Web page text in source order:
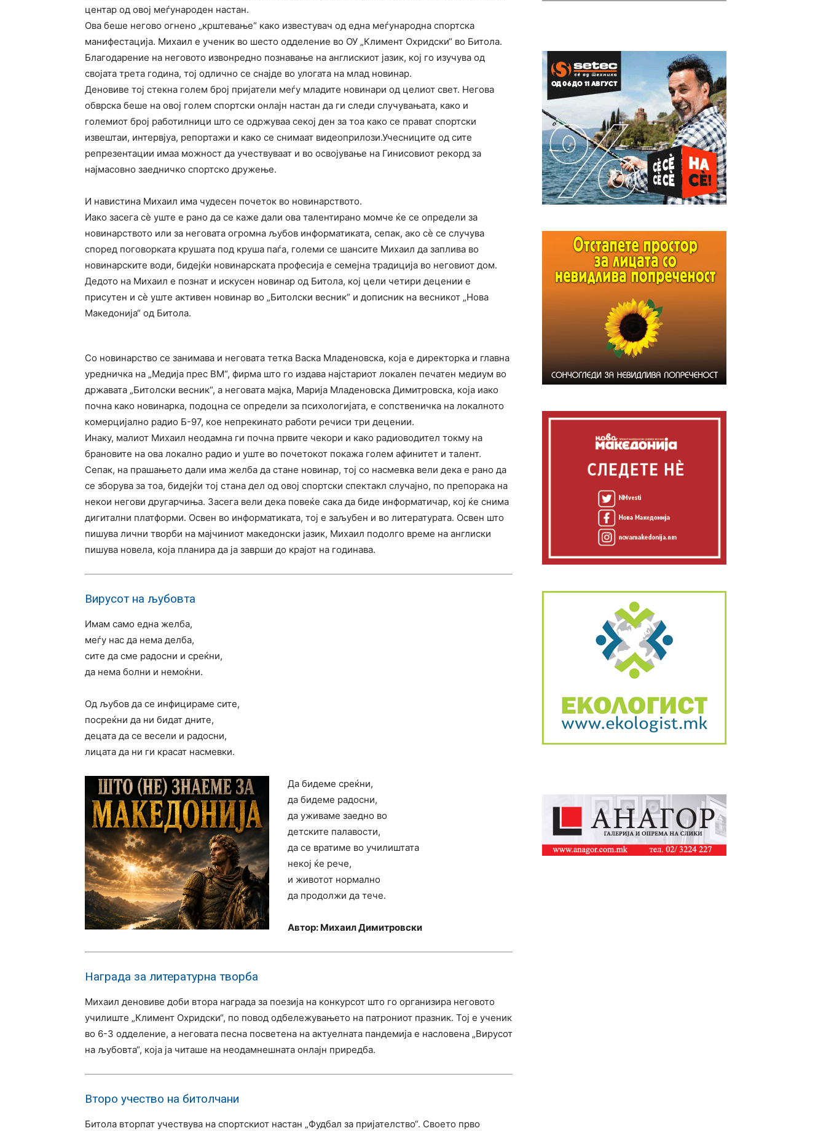
центар од овој меѓународен настан.
Ова беше негово огнено „крштевање“ како известувач од една меѓународна спортска
манифестација. Михаил е ученик во шесто одделение во ОУ „Климент Охридски“ во Битола.
Благодарение на неговото извонредно познавање на англискиот јазик, кој го изучува од
својата трета година, тој одлично се снајде во улогата на млад новинар.
Деновиве тој стекна голем број пријатели меѓу младите новинари од целиот свет. Негова
обврска беше на овој голем спортски онлајн настан да ги следи случувањата, како и
големиот број работилници што се одржуваа секој ден за тоа како се прават спортски
извештаи, интервјуа, репортажи и како се снимаат видеоприлози.Учесниците од сите
репрезентации имаа можност да учествуваат и во освојување на Гинисовиот рекорд за
најмасовно заедничко спортско дружење.
И навистина Михаил има чудесен почеток во новинарството.
Иако засега сѐ уште е рано да се каже дали ова талентирано момче ќе се определи за
новинарството или за неговата огромна љубов информатиката, сепак, ако сѐ се случува
според поговорката крушата под круша паѓа, големи се шансите Михаил да заплива во
новинарските води, бидејќи новинарската професија е семејна традиција во неговиот дом.
Дедото на Михаил е познат и искусен новинар од Битола, кој цели четири децении е
присутен и сѐ уште активен новинар во „Битолски весник“ и дописник на весникот „Нова
Македонија“ од Битола.
Со новинарство се занимава и неговата тетка Васка Младеновска, која е директорка и главна
уредничка на „Медија прес ВМ“, фирма што го издава најстариот локален печатен медиум во
државата „Битолски весник“, а неговата мајка, Марија Младеновска Димитровска, која иако
почна како новинарка, подоцна се определи за психологијата, е сопственичка на локалното
комерцијално радио Б-97, кое непрекинато работи речиси три децении.
Инаку, малиот Михаил неодамна ги почна првите чекори и како радиоводител токму на
брановите на ова локално радио и уште во почетокот покажа голем афинитет и талент.
Сепак, на прашањето дали има желба да стане новинар, тој со насмевка вели дека е рано да
се зборува за тоа, бидејќи тој стана дел од овој спортски спектакл случајно, по препорака на
некои негови другарчиња. Засега вели дека повеќе сака да биде информатичар, кој ќе снима
дигитални платформи. Освен во информатиката, тој е заљубен и во литературата. Освен што
пишува лични творби на мајчиниот македонски јазик, Михаил подолго време на англиски
пишува новела, која планира да ја заврши до крајот на годинава.
Вирусот на љубовта
Имам само една желба,
меѓу нас да нема делба,
сите да сме радосни и среќни,
да нема болни и немоќни.
Од љубов да се инфицираме сите,
посреќни да ни бидат дните,
децата да се весели и радосни,
лицата да ни ги красат насмевки.
Да бидеме среќни,
да бидеме радосни,
да уживаме заедно во
детските палавости,
да се вратиме во училиштата
некој ќе рече,
и животот нормално
да продолжи да тече.
Автор: Михаил Димитровски
Награда за литературна творба
Михаил деновиве доби втора награда за поезија на конкурсот што го организира неговото
училиште „Климент Охридски“, по повод одбележувањето на патрониот празник. Тој е ученик
во 6-3 одделение, а неговата песна посветена на актуелната пандемија е насловена „Вирусот
на љубовта“, која ја читаше на неодамнешната онлајн приредба.
Второ учество на битолчани
Битола вторпат учествува на спортскиот настан „Фудбал за пријателство“. Своето прво